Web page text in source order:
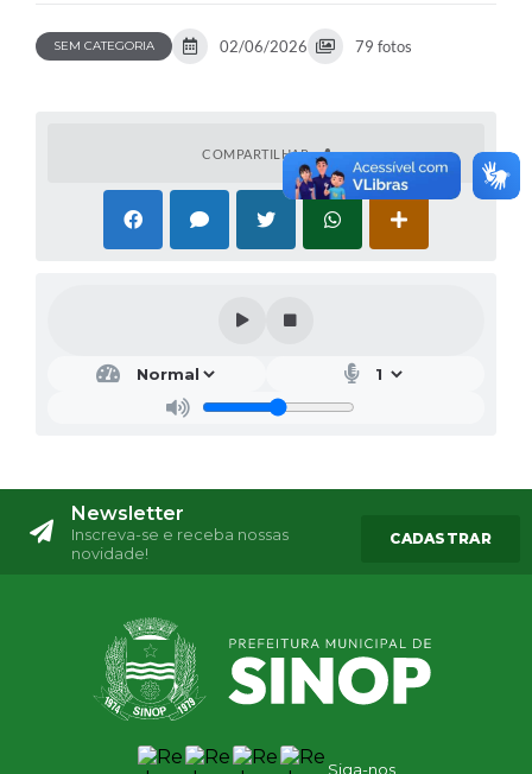
SEM CATEGORIA 02/06/2026 79 fotos
COMPARTILHAR
Newsletter
Inscreva-se e receba nossas
novidade!
CADASTRAR
Siga-nos